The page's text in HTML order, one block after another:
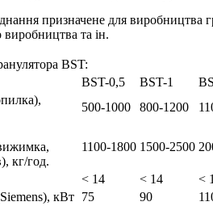
призначене для виробництва
виробництва та ін.
BST:
BST-0,5 BST-1
500-1000 800-1200
кг/год.
1100-1800 1500-2500
< 14 < 14 <
кВт 75 90